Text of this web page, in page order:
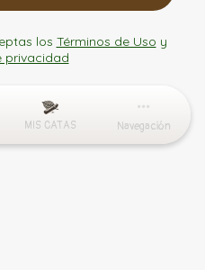
los Términos de Uso y
privacidad
MIS CATAS Navegación